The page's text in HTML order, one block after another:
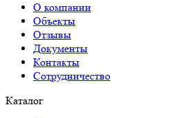
О компании
Объекты
Отзывы
Документы
Контакты
Сотрудничество
Каталог